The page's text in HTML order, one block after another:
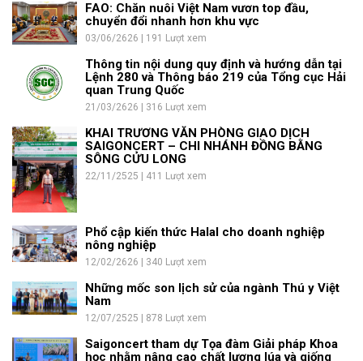
FAO: Chăn nuôi Việt Nam vươn top đầu,
chuyển đổi nhanh hơn khu vực
03/06/2626 | 191 Lượt xem
Thông tin nội dung quy định và hướng dẫn tại
Lệnh 280 và Thông báo 219 của Tổng cục Hải
quan Trung Quốc
21/03/2626 | 316 Lượt xem
KHAI TRƯƠNG VĂN PHÒNG GIAO DỊCH
SAIGONCERT – CHI NHÁNH ĐỒNG BẰNG
SÔNG CỬU LONG
22/11/2525 | 411 Lượt xem
Phổ cập kiến thức Halal cho doanh nghiệp
nông nghiệp
12/02/2626 | 340 Lượt xem
Những mốc son lịch sử của ngành Thú y Việt
Nam
12/07/2525 | 878 Lượt xem
Saigoncert tham dự Tọa đàm Giải pháp Khoa
học nhằm nâng cao chất lượng lúa và giống